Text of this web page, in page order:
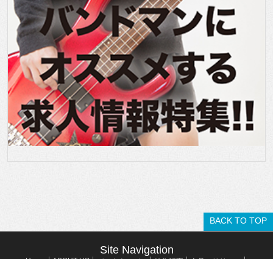
BACK TO TOP
Site Navigation